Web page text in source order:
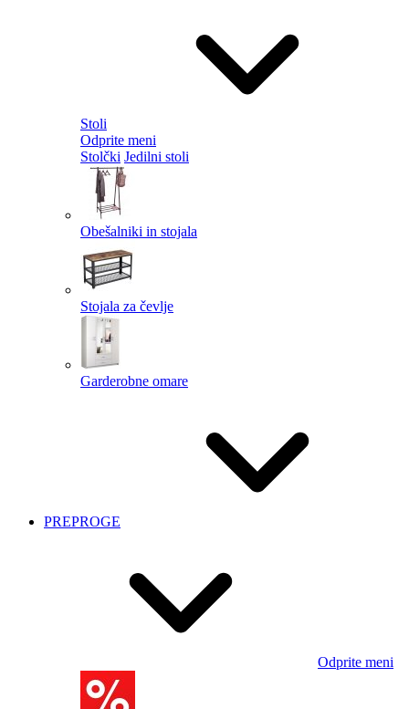
Stoli
Odprite meni
Stolčki Jedilni stoli
Obešalniki in stojala
Stojala za čevlje
Garderobne omare
PREPROGE
Odprite meni